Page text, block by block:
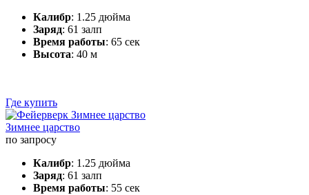
Калибр: 1.25 дюйма
Заряд: 61 залп
Время работы: 65 сек
Высота: 40 м
Где купить
Зимнее царство
по запросу
Калибр: 1.25 дюйма
Заряд: 61 залп
Время работы: 55 сек